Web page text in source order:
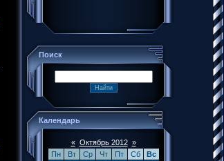
Поиск
Календарь
« Октябрь 2012 »
Пн
Вт Ср Чт Пт Сб
Вс